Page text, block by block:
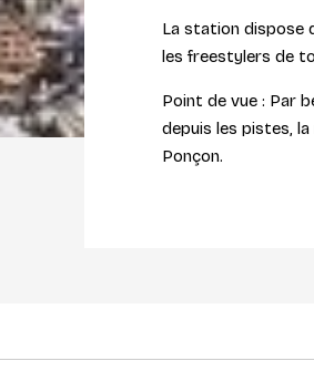
La station dispose
les freestylers de
Point de vue : Par
depuis les pistes,
Ponçon.